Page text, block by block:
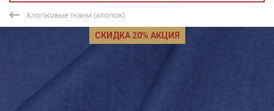
Хлопковые ткани (хлопок)
СКИДКА 20% АКЦИЯ